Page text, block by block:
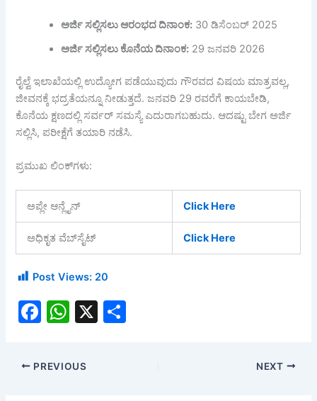
ಅರ್ಜಿಸಲ್ಲಿಸಲುಆರಂಭದದಿನಾಂಕ: 30 ಡಿಸೆಂಬರ್ 2025
ಅರ್ಜಿಸಲ್ಲಿಸಲು ಕೊನೆಯದಿನಾಂಕ: 29 ಜನವರಿ 2026
ರೈಲ್ವೆ ಇಲಾಖೆಯಲ್ಲಿ ಉದ್ಯೋಗ ಪಡೆಯುವುದು ಗೌರವದ ವಿಷಯ ಮಾತ್ರವಲ್ಲ,
ಜೀವನಕ್ಕೆ ಭದ್ರತೆಯನ್ನೂ ನೀಡುತ್ತದೆ. ಜನವರಿ 29 ರವರೆಗೆ ಕಾಯಬೇಡಿ,
ಕೊನೆಯ ಕ್ಷಣದಲ್ಲಿ ಸರ್ವರ್ ಸಮಸ್ಯೆ ಎದುರಾಗಬಹುದು. ಆದಷ್ಟು ಬೇಗ ಅರ್ಜಿ
ಸಲ್ಲಿಸಿ, ಪರೀಕ್ಷೆಗೆ ತಯಾರಿ ನಡೆಸಿ.
ಪ್ರಮುಖ ಲಿಂಕ್‌ಗಳು:
ಅಪ್ಲೇ ಆನ್ಲೈನ್ Click Here
ಅಧಿಕೃತ ವೆಬ್‌ಸೈಟ್ Click Here
Post Views: 20
F
c
e
W
at
s
X
PREVIOUS NEXT